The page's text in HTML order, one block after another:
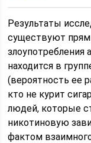
Результаты
существуют
злоупотребления
находится в
(вероятность ее
кто не курит
людей, которые
никотиновую
фактом